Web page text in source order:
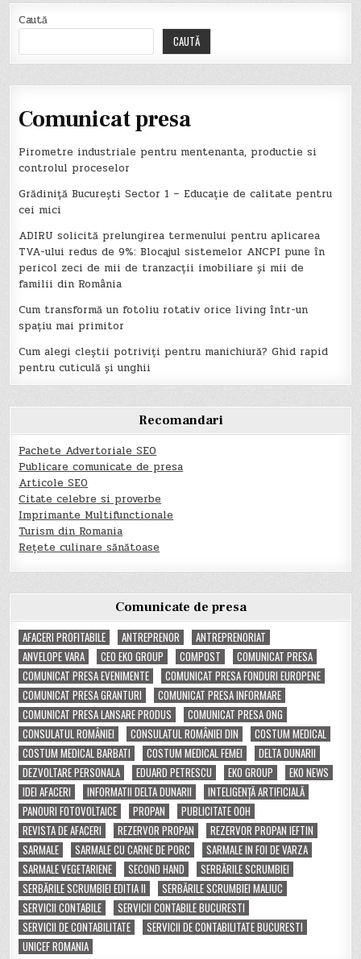
Caută
CAUTĂ
Comunicat presa
Pirometre industriale pentru mentenanta, productie si
controlul proceselor
Grădiniță București Sector 1 – Educație de calitate pentru
cei mici
ADIRU solicită prelungirea termenului pentru aplicarea
TVA-ului redus de 9%: Blocajul sistemelor ANCPI pune în
pericol zeci de mii de tranzacții imobiliare și mii de
familii din România
Cum transformă un fotoliu rotativ orice living într-un
spațiu mai primitor
Cum alegi cleștii potriviți pentru manichiură? Ghid rapid
pentru cuticulă și unghii
Recomandari
Pachete Advertoriale SEO
Publicare comunicate de presa
Articole SEO
Citate celebre si proverbe
Imprimante Multifunctionale
Turism din Romania
Rețete culinare sănătoase
Comunicate de presa
AFACERI PROFITABILE
ANTREPRENOR
ANTREPRENORIAT
ANVELOPE VARA
CEO EKO GROUP COMPOST
COMUNICAT PRESA
COMUNICAT PRESA EVENIMENTE
COMUNICAT PRESA FONDURI EUROPENE
COMUNICAT PRESA GRANTURI
COMUNICAT PRESA INFORMARE
COMUNICAT PRESA LANSARE PRODUS
COMUNICAT PRESA ONG
CONSULATUL ROMÂNIEI
CONSULATUL ROMÂNIEI DIN
COSTUM MEDICAL
COSTUM MEDICAL BARBATI
COSTUM MEDICAL FEMEI
DELTA DUNARII
DEZVOLTARE PERSONALA
EDUARD PETRESCU EKO GROUP
EKO NEWS
IDEI AFACERI
INFORMATII DELTA DUNARII
INTELIGENȚĂ ARTIFICIALĂ
PANOURI FOTOVOLTAICE
PROPAN
PUBLICITATE OOH
REVISTA DE AFACERI
REZERVOR PROPAN
REZERVOR PROPAN IEFTIN
SARMALE
SARMALE CU CARNE DE PORC
SARMALE IN FOI DE VARZA
SARMALE VEGETARIENE
SECOND HAND
SERBĂRILE SCRUMBIEI
SERBĂRILE SCRUMBIEI EDITIA II
SERBĂRILE SCRUMBIEI MALIUC
SERVICII CONTABILE
SERVICII CONTABILE BUCURESTI
SERVICII DE CONTABILITATE
SERVICII DE CONTABILITATE BUCURESTI
UNICEF ROMANIA